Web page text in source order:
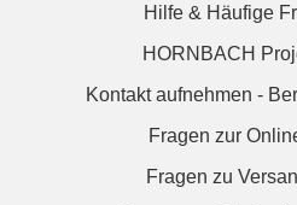
Hilfe & Häufige
HORNBACH
Kontakt aufnehmen -
Fragen zur
Fragen zu